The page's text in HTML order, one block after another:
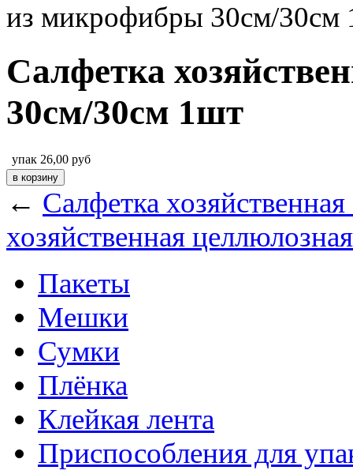
из микрофибры 30см/30см
Салфетка
30см/30см 1шт
упак 26,00 руб
← Салфетка
хозяйственная
Пакеты
Мешки
Сумки
Плёнка
Клейкая лента
Приспособления для